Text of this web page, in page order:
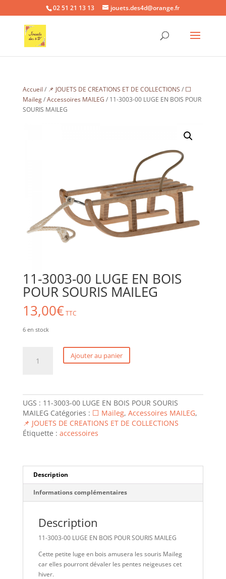
02 51 21 13 13 jouets.des4d@orange.fr
Accueil / 📌 JOUETS DE CREATIONS ET DE COLLECTIONS / ⬜
Maileg/Accessoires MAILEG / 11-3003-00 LUGE EN BOIS POUR
SOURIS MAILEG
11-3003-00 LUGE EN BOIS
POUR SOURIS MAILEG
13,00€TTC
6 en stock
LUGE
EN
BOIS
POUR
Ajouter au panier
UGS : 11-3003-00 LUGE EN BOIS POUR SOURIS
MAILEG Catégories : ⬜ Maileg, Accessoires MAILEG,
📌 JOUETS DE CREATIONS ET DE COLLECTIONS
Étiquette : accessoires
Description
Informations complémentaires
Description
11-3003-00 LUGE EN BOIS POUR SOURIS MAILEG
Cette petite luge en bois amusera les souris Maileg
car elles pourront dévaler les pentes neigeuses cet
hiver.